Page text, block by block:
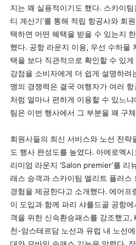
지는 꽤 실용적이기도 했다. 스카이팀
티 계산기’를 통해 적립 항공사와 회
택하면 어떤 혜택을 받을 수 있는지
했다. 공항 라운지 이용, 우선 수하물
택을 보다 직관적으로 확인할 수 있
강점을 소비자에게 더 쉽게 설명하려
맹의 경쟁력은 결국 여행자가 여러
처럼 얼마나 편하게 이용할 수 있느
팀은 이번 행사에서 그 부분을 꽤 구
회원사들의 최신 서비스와 노선 전략
도 행사 완성도를 높였다. 아에로멕
리미엄 라운지 ‘Salon premier’를 리
래스 승객과 스카이팀 엘리트 플러스
경험을 제공한다고 소개했다. 에어프
이 도입과 함께 파리 샤를드골 공항
객을 위한 신속환승패스를 강조했고,
천-암스테르담 노선과 유럽 내 노선